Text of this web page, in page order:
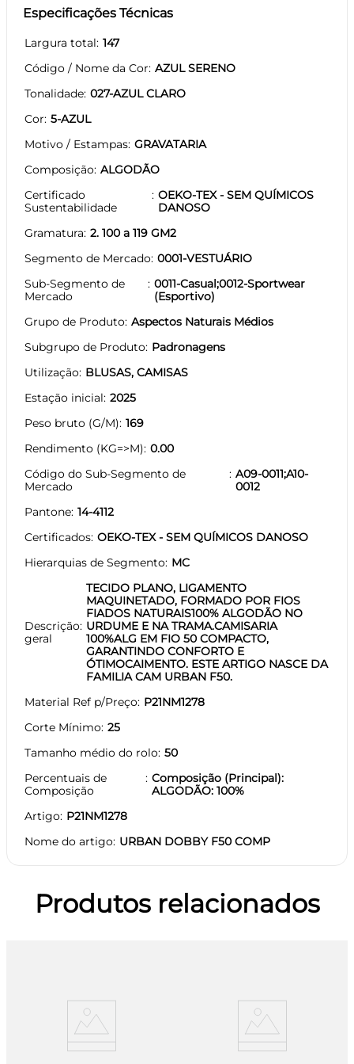
Especificações Técnicas
Largura total 147
Código / Nome da Cor AZUL SERENO
Tonalidade 027-AZUL CLARO
Cor 5-AZUL
Motivo / Estampas GRAVATARIA
Composição ALGODÃO
Certificado
Sustentabilidade
OEKO-TEX - SEM QUÍMICOS
DANOSO
Gramatura 2. 100 a 119 GM2
Segmento de Mercado 0001-VESTUÁRIO
Sub-Segmento de
Mercado
0011-Casual;0012-Sportwear
(Esportivo)
Grupo de Produto Aspectos Naturais Médios
Subgrupo de Produto Padronagens
Utilização BLUSAS, CAMISAS
Estação inicial 2025
Peso bruto (G/M) 169
Rendimento (KG=>M) 0.00
Código do Sub-Segmento de
Mercado
A09-0011;A10-
0012
Pantone 14-4112
Certificados OEKO-TEX - SEM QUÍMICOS DANOSO
Hierarquias de Segmento MC
Descrição
geral
TECIDO PLANO, LIGAMENTO
MAQUINETADO, FORMADO POR FIOS
FIADOS NATURAIS100% ALGODÃO NO
URDUME E NA TRAMA.CAMISARIA
100%ALG EM FIO 50 COMPACTO,
GARANTINDO CONFORTO E
ÓTIMOCAIMENTO. ESTE ARTIGO NASCE DA
FAMILIA CAM URBAN F50.
Material Ref p/Preço P21NM1278
Corte Mínimo 25
Tamanho médio do rolo 50
Percentuais de
Composição
Composição (Principal):
ALGODÃO: 100%
Artigo P21NM1278
Nome do artigo URBAN DOBBY F50 COMP
Produtos relacionados